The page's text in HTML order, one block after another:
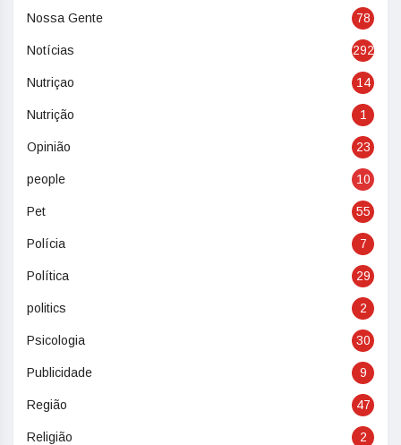
Nossa Gente 78
Notícias 292
Nutriçao 14
Nutrição 1
Opinião 23
people 10
Pet 55
Polícia 7
Política 29
politics 2
Psicologia 30
Publicidade 9
Região 47
Religião 2